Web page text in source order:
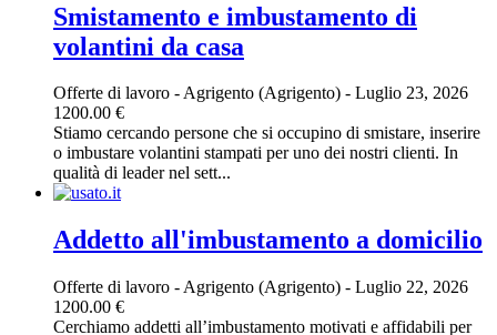
Smistamento e imbustamento di
volantini da casa
Offerte di lavoro -Agrigento (Agrigento) - Luglio 23, 2026
1200.00 €
Stiamo cercando persone che si occupino di smistare, inserire
o imbustare volantini stampati per uno dei nostri clienti. In
qualità di leader nel sett...
Addetto all'imbustamento a domicilio
Offerte di lavoro - Agrigento (Agrigento) - Luglio 22, 2026
1200.00 €
Cerchiamo addetti all’imbustamento motivati e affidabili per